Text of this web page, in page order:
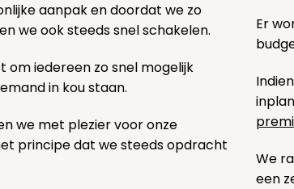
aanpak en doordat we zo
we ook steeds snel schakelen.
om iedereen zo snel mogelijk
in kou staan.
we met plezier voor onze
principe dat we steeds opdracht
Er
We
een